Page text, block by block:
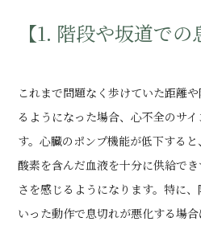
【1. 階段や坂道での
これまで問題なく歩けていた距離
るようになった場合、心不全のサ
す。心臓のポンプ機能が低下する
酸素を含んだ血液を十分に供給で
さを感じるようになります。特に
いった動作で息切れが悪化する場合